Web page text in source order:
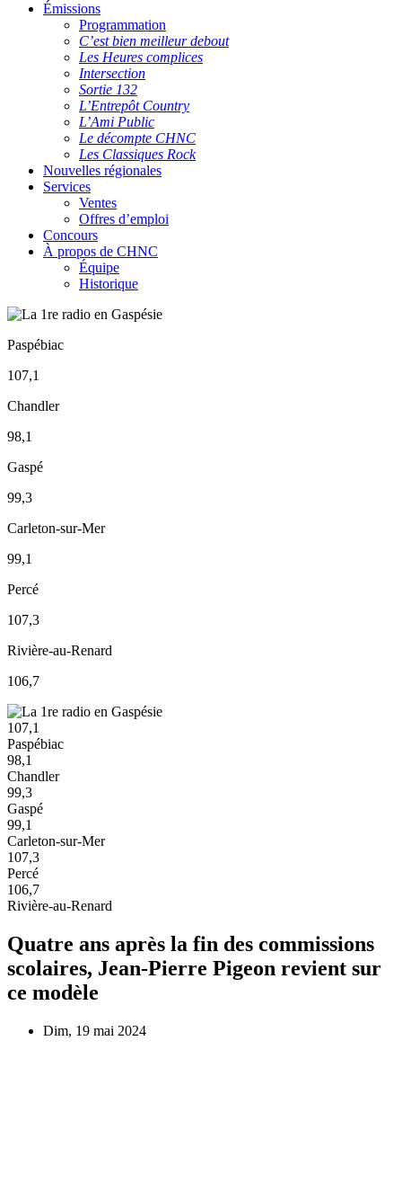
Émissions
Programmation
C’est bien meilleur debout
Les Heures complices
Intersection
Sortie 132
L’Entrepôt Country
L’Ami Public
Le décompte CHNC
Les Classiques Rock
Nouvelles régionales
Services
Ventes
Offres d’emploi
Concours
À propos de CHNC
Équipe
Historique
Paspébiac
107,1
Chandler
98,1
Gaspé
99,3
Carleton-sur-Mer
99,1
Percé
107,3
Rivière-au-Renard
106,7
107,1
Paspébiac
98,1
Chandler
99,3
Gaspé
99,1
Carleton-sur-Mer
107,3
Percé
106,7
Rivière-au-Renard
Quatre ans après la fin des commissions
scolaires, Jean-Pierre Pigeon revient sur
ce modèle
Dim, 19 mai 2024